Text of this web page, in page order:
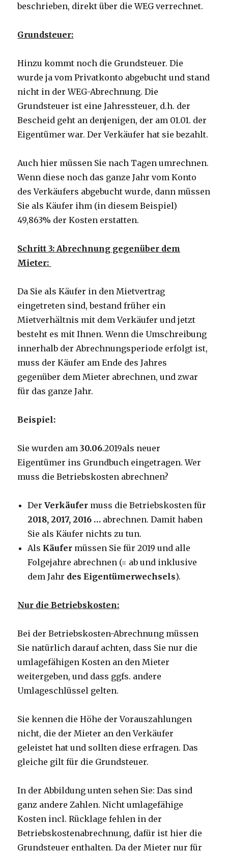
beschrieben, direkt über die WEG verrechnet.
Grundsteuer:
Hinzu kommt noch die Grundsteuer. Die
wurde ja vom Privatkonto abgebucht und stand
nicht in der WEG-Abrechnung. Die
Grundsteuer ist eine Jahressteuer, d.h. der
Bescheid geht an denjenigen, der am 01.01. der
Eigentümer war. Der Verkäufer hat sie bezahlt.
Auch hier müssen Sie nach Tagen umrechnen.
Wenn diese noch das ganze Jahr vom Konto
des Verkäufers abgebucht wurde, dann müssen
Sie als Käufer ihm (in diesem Beispiel)
49,863% der Kosten erstatten.
Schritt 3: Abrechnung gegenüber dem
Mieter:
Da Sie als Käufer in den Mietvertrag
eingetreten sind, bestand früher ein
Mietverhältnis mit dem Verkäufer und jetzt
besteht es mit Ihnen. Wenn die Umschreibung
innerhalb der Abrechnungsperiode erfolgt ist,
muss der Käufer am Ende des Jahres
gegenüber dem Mieter abrechnen, und zwar
für das ganze Jahr.
Beispiel:
Sie wurden am30.06.2019als neuer
Eigentümer ins Grundbuch eingetragen. Wer
muss die Betriebskosten abrechnen?
DerVerkäufer muss die Betriebskosten für
2018, 2017, 2016 … abrechnen. Damit haben
Sie als Käufer nichts zu tun.
Als Käufer müssen Sie für 2019 und alle
Folgejahre abrechnen (= ab und inklusive
dem Jahr des Eigentümerwechsels).
Nur die Betriebskosten:
Bei der Betriebskosten-Abrechnung müssen
Sie natürlich darauf achten, dass Sie nur die
umlagefähigen Kosten an den Mieter
weitergeben, und dass ggfs. andere
Umlageschlüssel gelten.
Sie kennen die Höhe der Vorauszahlungen
nicht, die der Mieter an den Verkäufer
geleistet hat und sollten diese erfragen. Das
gleiche gilt für die Grundsteuer.
In der Abbildung unten sehen Sie: Das sind
ganz andere Zahlen. Nicht umlagefähige
Kosten incl. Rücklage fehlen in der
Betriebskostenabrechnung, dafür ist hier die
Grundsteuer enthalten. Da der Mieter nur für